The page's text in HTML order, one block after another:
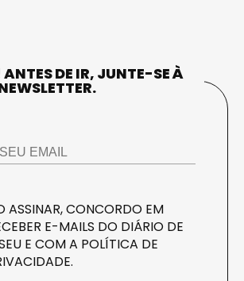
ANTES DE IR, JUNTE-SE À
ASSINAR, CONCORDO EM
E-MAILS DO DIÁRIO DE
E COM A POLÍTICA DE
.